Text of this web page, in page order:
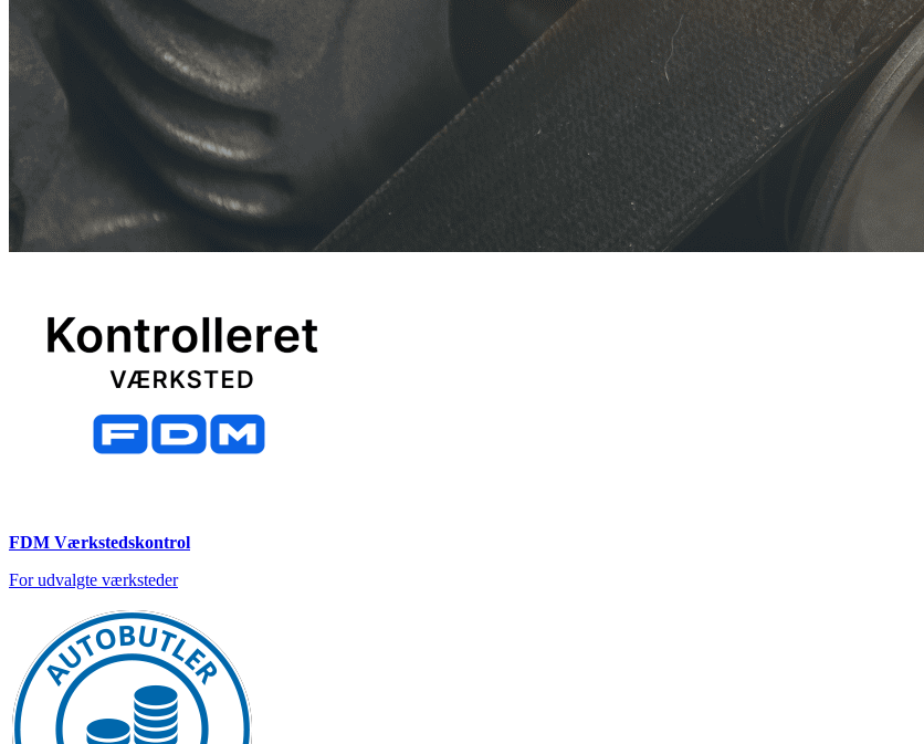
FDM Værkstedskontrol
For udvalgte værksteder